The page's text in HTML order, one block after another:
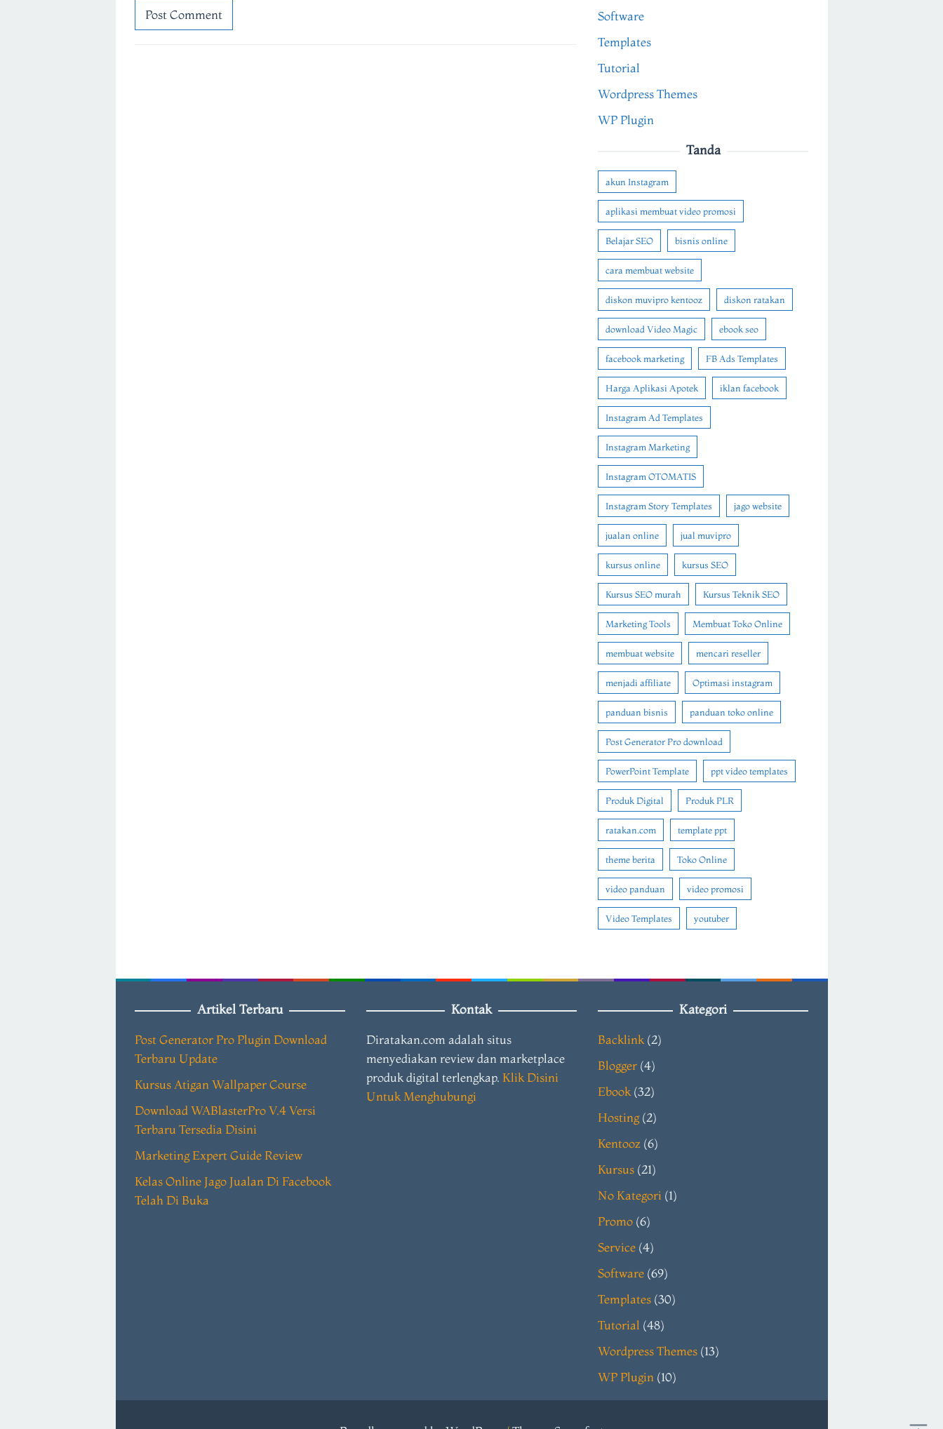
Software
Templates
Tutorial
Wordpress Themes
WP Plugin
Tanda
akun Instagram
aplikasi membuat video promosi
Belajar SEO bisnis online
cara membuat website
diskon muvipro kentooz diskon ratakan
download Video Magic ebook seo
facebook marketing FB Ads Templates
Harga Aplikasi Apotek iklan facebook
Instagram Ad Templates
Instagram Marketing
Instagram OTOMATIS
Instagram Story Templates jago website
jualan online jual muvipro
kursus online kursus SEO
Kursus SEO murah Kursus Teknik SEO
Marketing Tools Membuat Toko Online
membuat website mencari reseller
menjadi affiliate Optimasi instagram
panduan bisnis panduan toko online
Post Generator Pro download
PowerPoint Template ppt video templates
Produk Digital Produk PLR
ratakan.com template ppt
theme berita Toko Online
video panduan video promosi
Video Templates youtuber
Artikel Terbaru
Post Generator Pro Plugin Download
Terbaru Update
Kursus Atigan Wallpaper Course
Download WABlasterPro V.4 Versi
Terbaru Tersedia Disini
Marketing Expert Guide Review
Kelas Online Jago Jualan Di Facebook
Telah Di Buka
Kontak
Diratakan.com adalah situs
menyediakan review dan marketplace
produk digital terlengkap. Klik Disini
Untuk Menghubungi
Kategori
Backlink (2)
Blogger (4)
Ebook (32)
Hosting(2)
Kentooz (6)
Kursus (21)
No Kategori (1)
Promo (6)
Service (4)
Software (69)
Templates (30)
Tutorial (48)
Wordpress Themes (13)
WP Plugin (10)